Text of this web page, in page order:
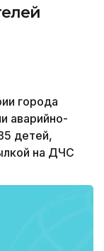
города
аварийно-
детей,
на ДЧС